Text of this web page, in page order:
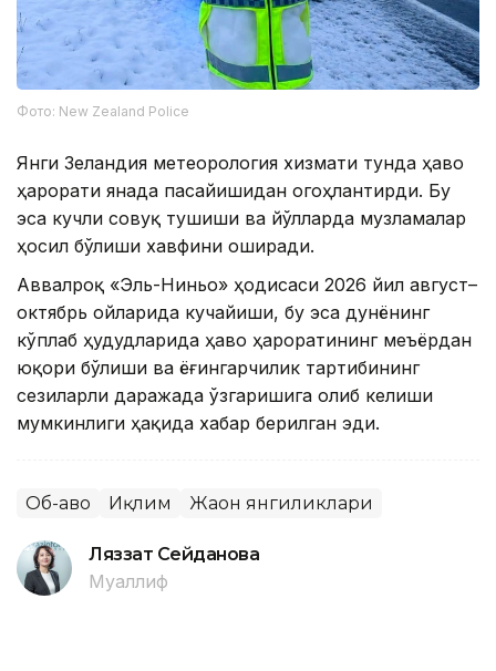
Фото: New Zealand Police
Янги Зеландия метеорология хизмати тунда ҳаво
ҳарорати янада пасайишидан огоҳлантирди. Бу
эса кучли совуқ тушиши ва йўлларда музламалар
ҳосил бўлиши хавфини оширади.
Аввалроқ «Эль-Ниньо» ҳодисаси 2026 йил август–
октябрь ойларида кучайиши, бу эса дунёнинг
кўплаб ҳудудларида ҳаво ҳароратининг меъёрдан
юқори бўлиши ва ёғингарчилик тартибининг
сезиларли даражада ўзгаришига олиб келиши
мумкинлиги ҳақида хабар берилган эди.
Об-ҳаво Иқлим Жаҳон янгиликлари
Ляззат Сейданова
Муаллиф